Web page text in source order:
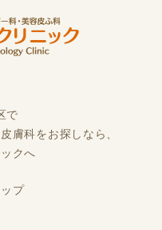
で
膚科をお探しなら、
クへ
プ